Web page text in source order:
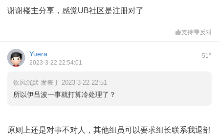
谢谢楼主分享，感觉UB社区是注册对了
支持 反对
51#
Yuera
2023-3-22 22:54:01
饮风沉默 发表于 2023-3-22 22:51
所以伊吕波一事就打算冷处理了？
原则上还是对事不对人，其他组员可以要求组长联系我退部